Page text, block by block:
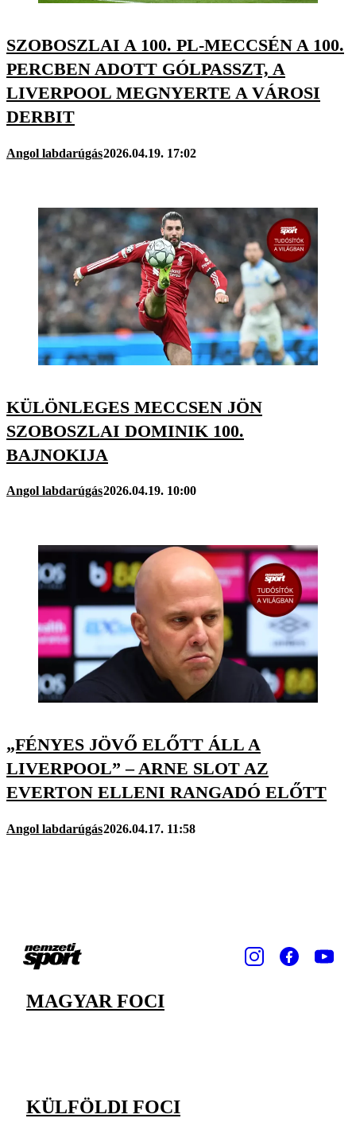
SZOBOSZLAI A 100. PL-MECCSÉN A 100.
PERCBEN ADOTT GÓLPASSZT, A
LIVERPOOL MEGNYERTE A VÁROSI
DERBIT
Angol labdarúgás2026.04.19. 17:02
KÜLÖNLEGES MECCSEN JÖN
SZOBOSZLAI DOMINIK 100.
BAJNOKIJA
Angol labdarúgás2026.04.19. 10:00
„FÉNYES JÖVŐ ELŐTT ÁLL A
LIVERPOOL” – ARNE SLOT AZ
EVERTON ELLENI RANGADÓ ELŐTT
Angol labdarúgás2026.04.17. 11:58
MAGYAR FOCI
KÜLFÖLDI FOCI